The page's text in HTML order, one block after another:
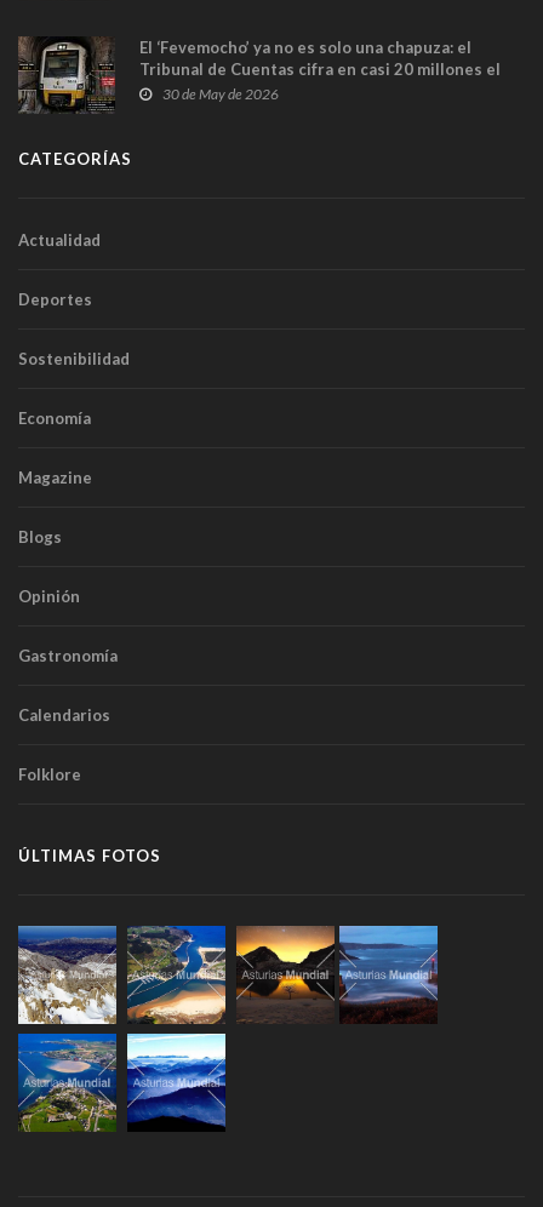
El ‘Fevemocho’ ya no es solo una chapuza: el
Tribunal de Cuentas cifra en casi 20 millones el
sobrecoste de los trenes que no cabían por los
30 de May de 2026
CATEGORÍAS
Actualidad
Deportes
Sostenibilidad
Economía
Magazine
Blogs
Opinión
Gastronomía
Calendarios
Folklore
ÚLTIMAS FOTOS